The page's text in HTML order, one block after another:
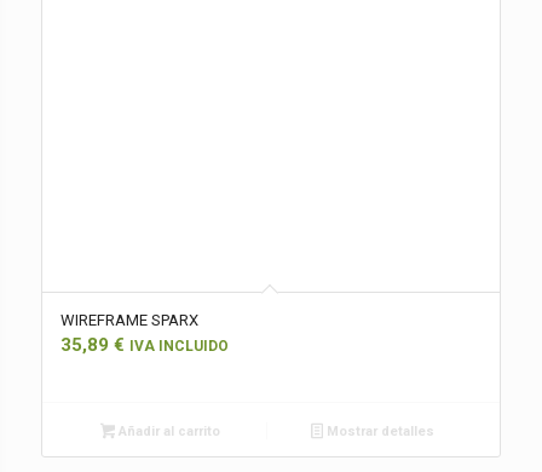
WIREFRAME SPARX
35,89 € IVA INCLUIDO
Añadir al carrito Mostrar detalles